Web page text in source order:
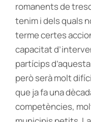
romanents de
tenim i dels quals
terme certes
capacitat
partícips
però serà molt
que ja fa una
competències,